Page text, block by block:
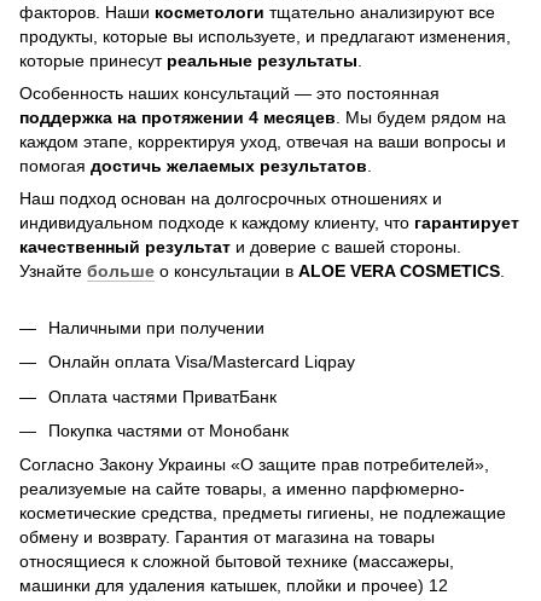
факторов. Наши косметологи тщательно анализируют все
продукты, которые вы используете, и предлагают изменения,
которые принесут реальные результаты
Особенность наших консультаций — это постоянная
поддержка на протяжении 4 месяцев . Мы будем рядом на
каждом этапе, корректируя уход, отвечая на ваши вопросы и
помогая достичь желаемых результатов
Наш подход основан на долгосрочных отношениях и
индивидуальном подходе к каждому клиенту, что гарантирует
качественный результат и доверие с вашей стороны.
Узнайте больше о консультации в ALOE VERA COSMETICS
Наличными при получении
Онлайн оплата Visa/Mastercard Liqpay
Оплата частями ПриватБанк
Покупка частями от Монобанк
Согласно Закону Украины «О защите прав потребителей»,
реализуемые на сайте товары, а именно парфюмерно-
косметические средства, предметы гигиены, не подлежащие
обмену и возврату. Гарантия от магазина на товары
относящиеся к сложной бытовой технике (массажеры,
машинки для удаления катышек, плойки и прочее) 12